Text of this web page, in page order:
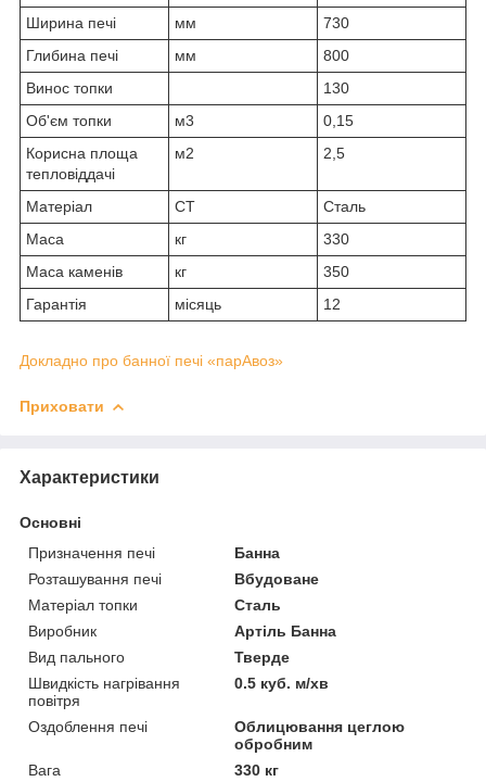
Ширина печі мм
730
Глибина печі
мм
800
Винос топки
130
Об'єм топки
м3
0,15
Корисна площа
тепловіддачі
м2 2,5
Матеріал СТ
Сталь
Маса
кг
330
Маса каменів
кг
350
Гарантія
місяць 12
Докладно про банної печі «парАвоз»
Приховати
Характеристики
Основні
Призначення печі
Банна
Розташування печі
Вбудоване
Матеріал топки
Сталь
Виробник
Артіль Банна
Вид пального
Тверде
Швидкість нагрівання
повітря
0.5 куб. м/хв
Оздоблення печі
Облицювання цеглою
обробним
Вага
330 кг